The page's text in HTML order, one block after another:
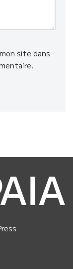
site dans